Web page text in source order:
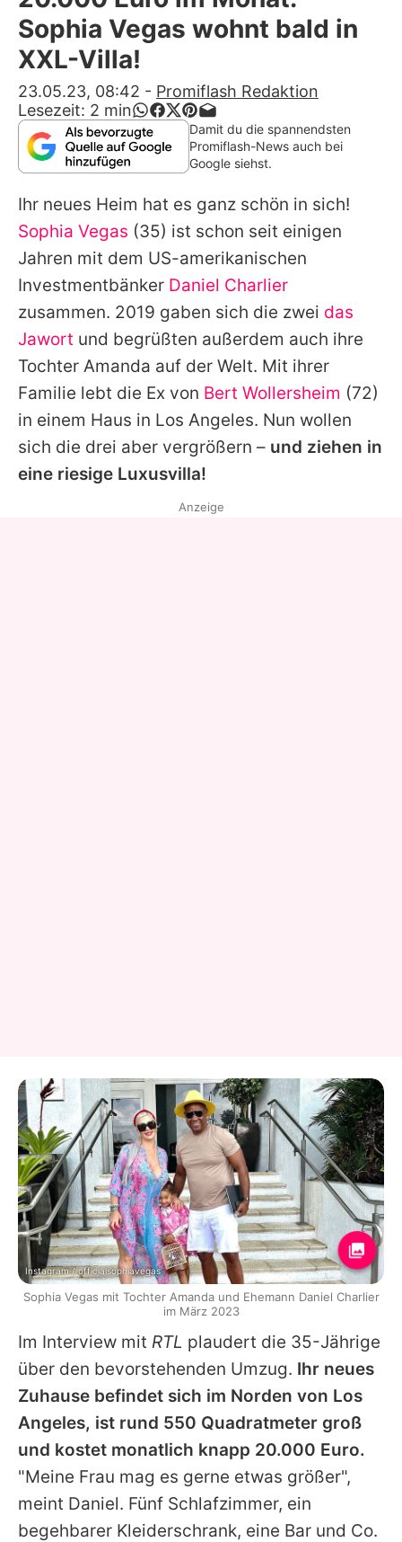
Alle Themen auf Promiflash
App runterladen
Team
Redaktionelle Richtlinien
Impressum
Datenschutzerklärung
Nutzungsbedingungen
Utiq verwalten
Sophia Vegas wohnt bald in
XXL-Villa!
23.05.23, 08:42 - Promiflash Redaktion
Lesezeit: 2 min
Damit du die spannendsten
Promiflash-News auch bei
Google siehst.
Ihr neues Heim hat es ganz schön in sich!
Sophia Vegas (35) ist schon seit einigen
Jahren mit dem US-amerikanischen
Investmentbänker Daniel Charlier
zusammen. 2019 gaben sich die zwei das
Jawort und begrüßten außerdem auch ihre
Tochter Amanda auf der Welt. Mit ihrer
Familie lebt die Ex von Bert Wollersheim (72)
in einem Haus in Los Angeles. Nun wollen
sich die drei aber vergrößern – und ziehen in
eine riesige Luxusvilla!
Im Interview mit RTL plaudert die 35-Jährige
über den bevorstehenden Umzug. Ihr neues
Zuhause befindet sich im Norden von Los
Angeles, ist rund 550 Quadratmeter groß
und kostet monatlich knapp 20.000 Euro.
"Meine Frau mag es gerne etwas größer",
meint Daniel. Fünf Schlafzimmer, ein
begehbarer Kleiderschrank, eine Bar und Co.
Anzeige
Instagram / officialsophiavegas
Sophia Vegas mit Tochter Amanda und Ehemann Daniel Charlier
im März 2023